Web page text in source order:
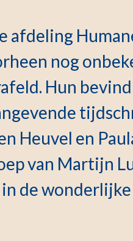
afdeling
nog
Hun
Heuvel en
van Martijn
de